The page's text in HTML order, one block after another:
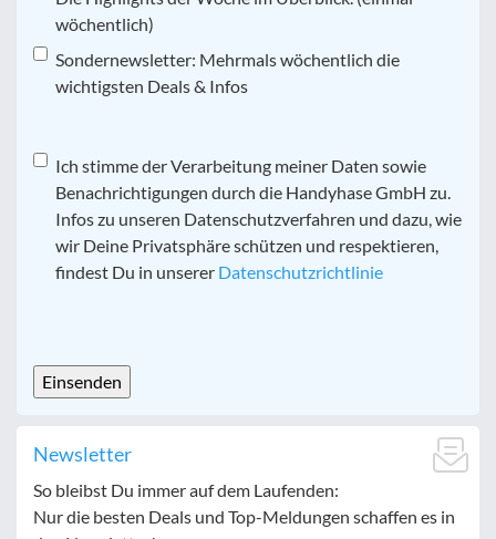
wöchentlich)
Sondernewsletter: Mehrmals wöchentlich die
wichtigsten Deals & Infos
Datenschutz*
Ich stimme der Verarbeitung meiner Daten sowie
Benachrichtigungen durch die Handyhase GmbH zu.
Infos zu unseren Datenschutzverfahren und dazu, wie
wir Deine Privatsphäre schützen und respektieren,
findest Du in unserer Datenschutzrichtlinie
Newsletter
So bleibst Du immer auf dem Laufenden:
Nur die besten Deals und Top-Meldungen schaffen es in